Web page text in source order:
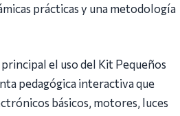
prácticas y una metodología
el uso del Kit Pequeños
pedagógica interactiva que
básicos, motores, luces